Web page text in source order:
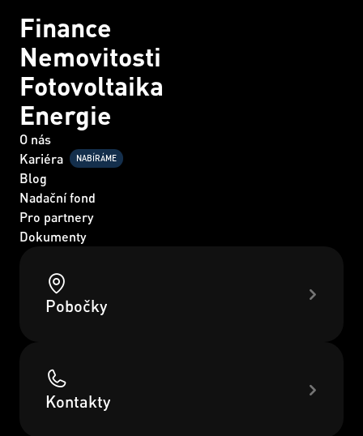
Finance
Nemovitosti
Fotovoltaika
Energie
O nás
Kariéra
NABÍRÁME
Blog
Nadační fond
Pro partnery
Dokumenty
Pobočky
Kontakty